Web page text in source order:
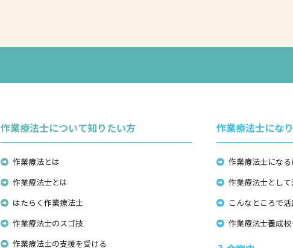
作業療法士について知りたい方
作業療法とは
作業療法士とは
はたらく作業療法士
作業療法士のスゴ技
作業療法士の支援を受ける
作業療法士にな
作業療法士にな
作業療法士とし
こんなところで
作業療法士養成